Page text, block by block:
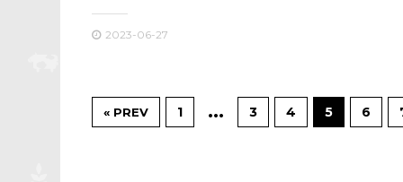
2023-06-27
« PREV 1 … 3 4 5 6